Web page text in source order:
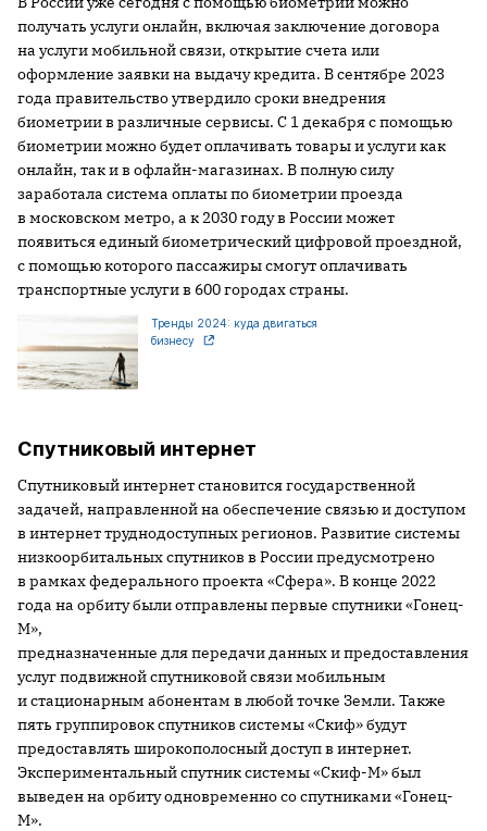
получать услуги онлайн, включая заключение договора
на услуги мобильной связи, открытие счета или
оформление заявки на выдачу кредита. В сентябре 2023
года правительство утвердило сроки внедрения
биометрии в различные сервисы. С 1 декабря с помощью
биометрии можно будет оплачивать товары и услуги как
онлайн, так и в офлайн-магазинах. В полную силу
заработала система оплаты по биометрии проезда
в московском метро, а к 2030 году в России может
появиться единый биометрический цифровой проездной,
с помощью которого пассажиры смогут оплачивать
транспортные услуги в 600 городах страны.
Тренды 2024: куда двигаться
бизнесу
Спутниковый интернет
Спутниковый интернет становится государственной
задачей, направленной на обеспечение связью и доступом
в интернет труднодоступных регионов. Развитие системы
низкоорбитальных спутников в России предусмотрено
в рамках федерального проекта «Сфера». В конце 2022
года на орбиту были отправлены первые спутники «Гонец-
М»,
предназначенные для передачи данных и предоставления
услуг подвижной спутниковой связи мобильным
и стационарным абонентам в любой точке Земли. Также
пять группировок спутников системы «Скиф» будут
предоставлять широкополосный доступ в интернет.
Экспериментальный спутник системы «Скиф-М» был
выведен на орбиту одновременно со спутниками «Гонец-
М».